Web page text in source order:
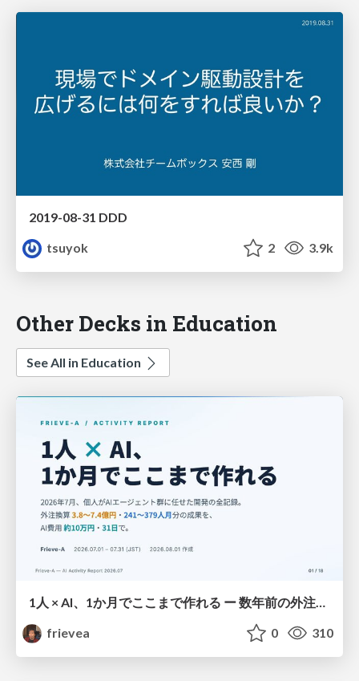
2019-08-31 DDD
tsuyok
2 3.9k
Other Decks in Education
See All in Education
frievea
0 310